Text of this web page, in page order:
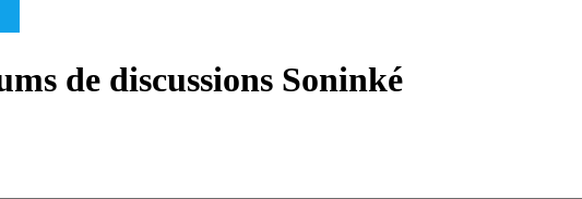
de discussions Soninké